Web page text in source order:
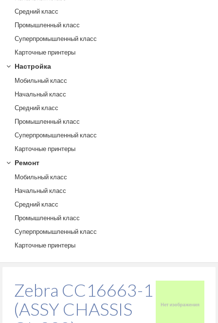
Средний класс
Промышленный класс
Суперпромышленный класс
Карточные принтеры
Настройка
Мобильный класс
Начальный класс
Средний класс
Промышленный класс
Суперпромышленный класс
Карточные принтеры
Ремонт
Мобильный класс
Начальный класс
Средний класс
Промышленный класс
Суперпромышленный класс
Карточные принтеры
Zebra CC16663-1
(ASSY CHASSIS